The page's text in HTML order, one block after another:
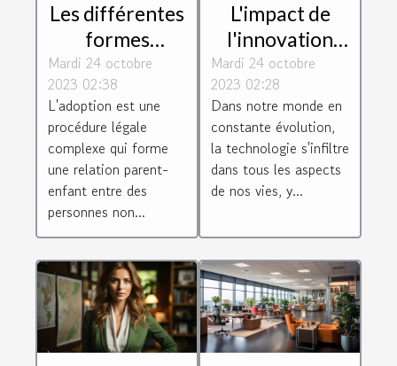
Les différentes
formes
d'adoption
selon le droit
de la famille
Mardi 24 octobre
2023 02:38
L'adoption est une
procédure légale
complexe qui forme
une relation parent-
enfant entre des
personnes non...
L'impact de
l'innovation
technologique
sur le monde
juridique
Mardi 24 octobre
2023 02:28
Dans notre monde en
constante évolution,
la technologie s'infiltre
dans tous les aspects
de nos vies, y...